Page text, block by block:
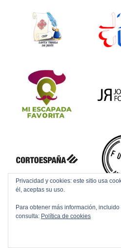
Privacidad y cookies: este sitio usa
él, aceptas su uso.
Para obtener más información,
consulta: Política de cookies